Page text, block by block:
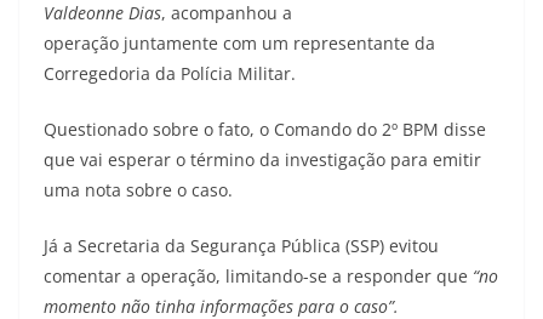
Valdeonne Dias, acompanhou a
operação juntamente com um representante da
Corregedoria da Polícia Militar.
Questionado sobre o fato, o Comando do 2º BPM disse
que vai esperar o término da investigação para emitir
uma nota sobre o caso.
Já a Secretaria da Segurança Pública (SSP) evitou
comentar a operação, limitando-se a responder que “no
momento não tinha informações para o caso”.